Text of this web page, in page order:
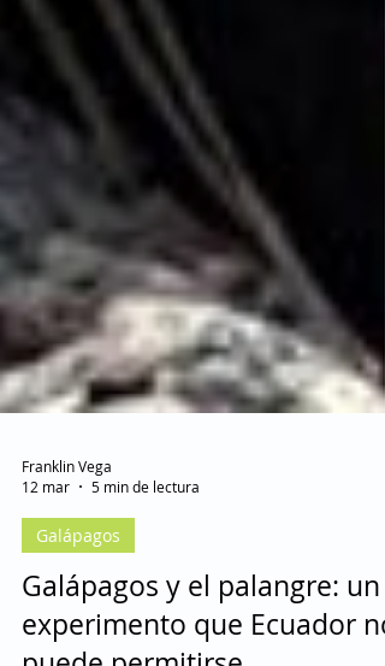
Franklin Vega
12 mar
5 min de lectura
Galápagos